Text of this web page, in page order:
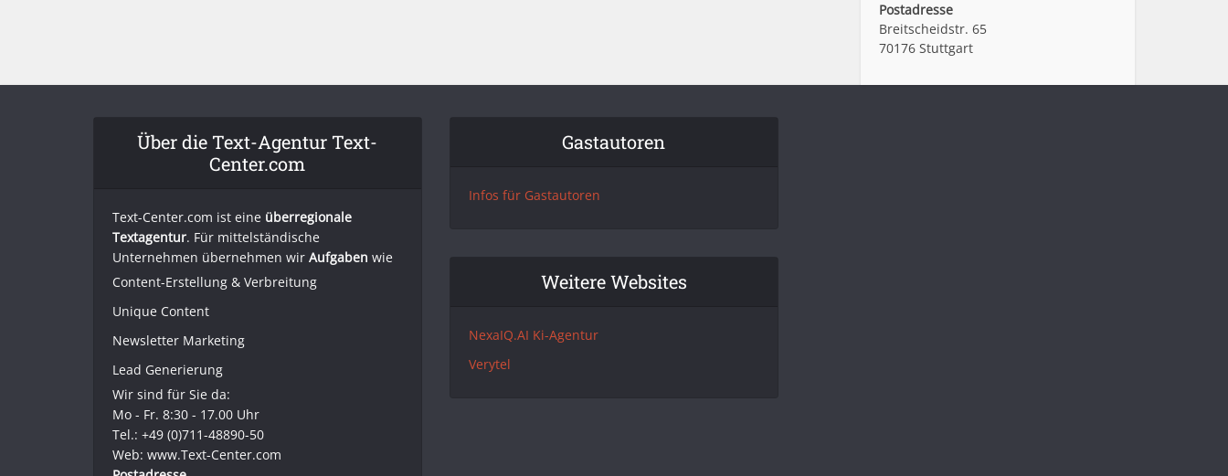
Postadresse
Breitscheidstr. 65
70176 Stuttgart
Über die Text-Agentur Text-
Center.com
Text-Center.com ist eine überregionale
Textagentur. Für mittelständische
Unternehmen übernehmen wir Aufgaben wie
Content-Erstellung & Verbreitung
Unique Content
Newsletter Marketing
Lead Generierung
Wir sind für Sie da:
Mo - Fr. 8:30 - 17.00 Uhr
Tel.: +49 (0)711-48890-50
Web: www.Text-Center.com
Gastautoren
Infos für Gastautoren
Weitere Websites
NexaIQ.AI Ki-Agentur
Verytel